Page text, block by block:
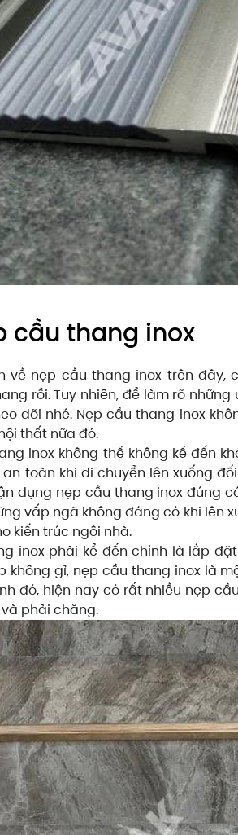
cầu thang inox
về nẹp cầu thang inox trên
rồi. Tuy nhiên, để làm rõ
dõi nhé. Nẹp cầu thang inox
thất nữa đó.
inox không thể không kể đến
toàn khi di chuyển lên xuống
dụng nẹp cầu thang inox đúng
vấp ngã không đáng có khi lên
kiến trúc ngôi nhà.
inox phải kể đến chính là lắp
không gỉ, nẹp cầu thang inox là
đó, hiện nay có rất nhiều nẹp
phải chăng.